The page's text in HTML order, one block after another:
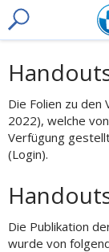
Die Folien zu den
2022), welche
Verfügung
(Login).
Die Publikation
wurde von
toggle
search